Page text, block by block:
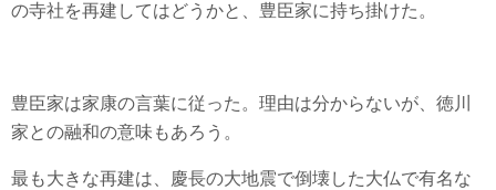
の寺社を再建してはどうかと、豊臣家に持ち掛けた。
豊臣家は家康の言葉に従った。理由は分からないが、徳川
家との融和の意味もあろう。
最も大きな再建は、慶長の大地震で倒壊した大仏で有名な